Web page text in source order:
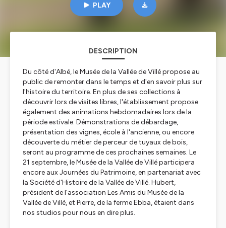
PLAY
DESCRIPTION
Du côté d'Albé, le Musée de la Vallée de Villé propose au
public de remonter dans le temps et d'en savoir plus sur
l'histoire du territoire. En plus de ses collections à
découvrir lors de visites libres, l'établissement propose
également des animations hebdomadaires lors de la
période estivale. Démonstrations de débardage,
présentation des vignes, école à l'ancienne, ou encore
découverte du métier de perceur de tuyaux de bois,
seront au programme de ces prochaines semaines. Le
21 septembre, le Musée de la Vallée de Villé participera
encore aux Journées du Patrimoine, en partenariat avec
la Société d'Histoire de la Vallée de Villé. Hubert,
président de l'association Les Amis du Musée de la
Vallée de Villé, et Pierre, de la ferme Ebba, étaient dans
nos studios pour nous en dire plus.